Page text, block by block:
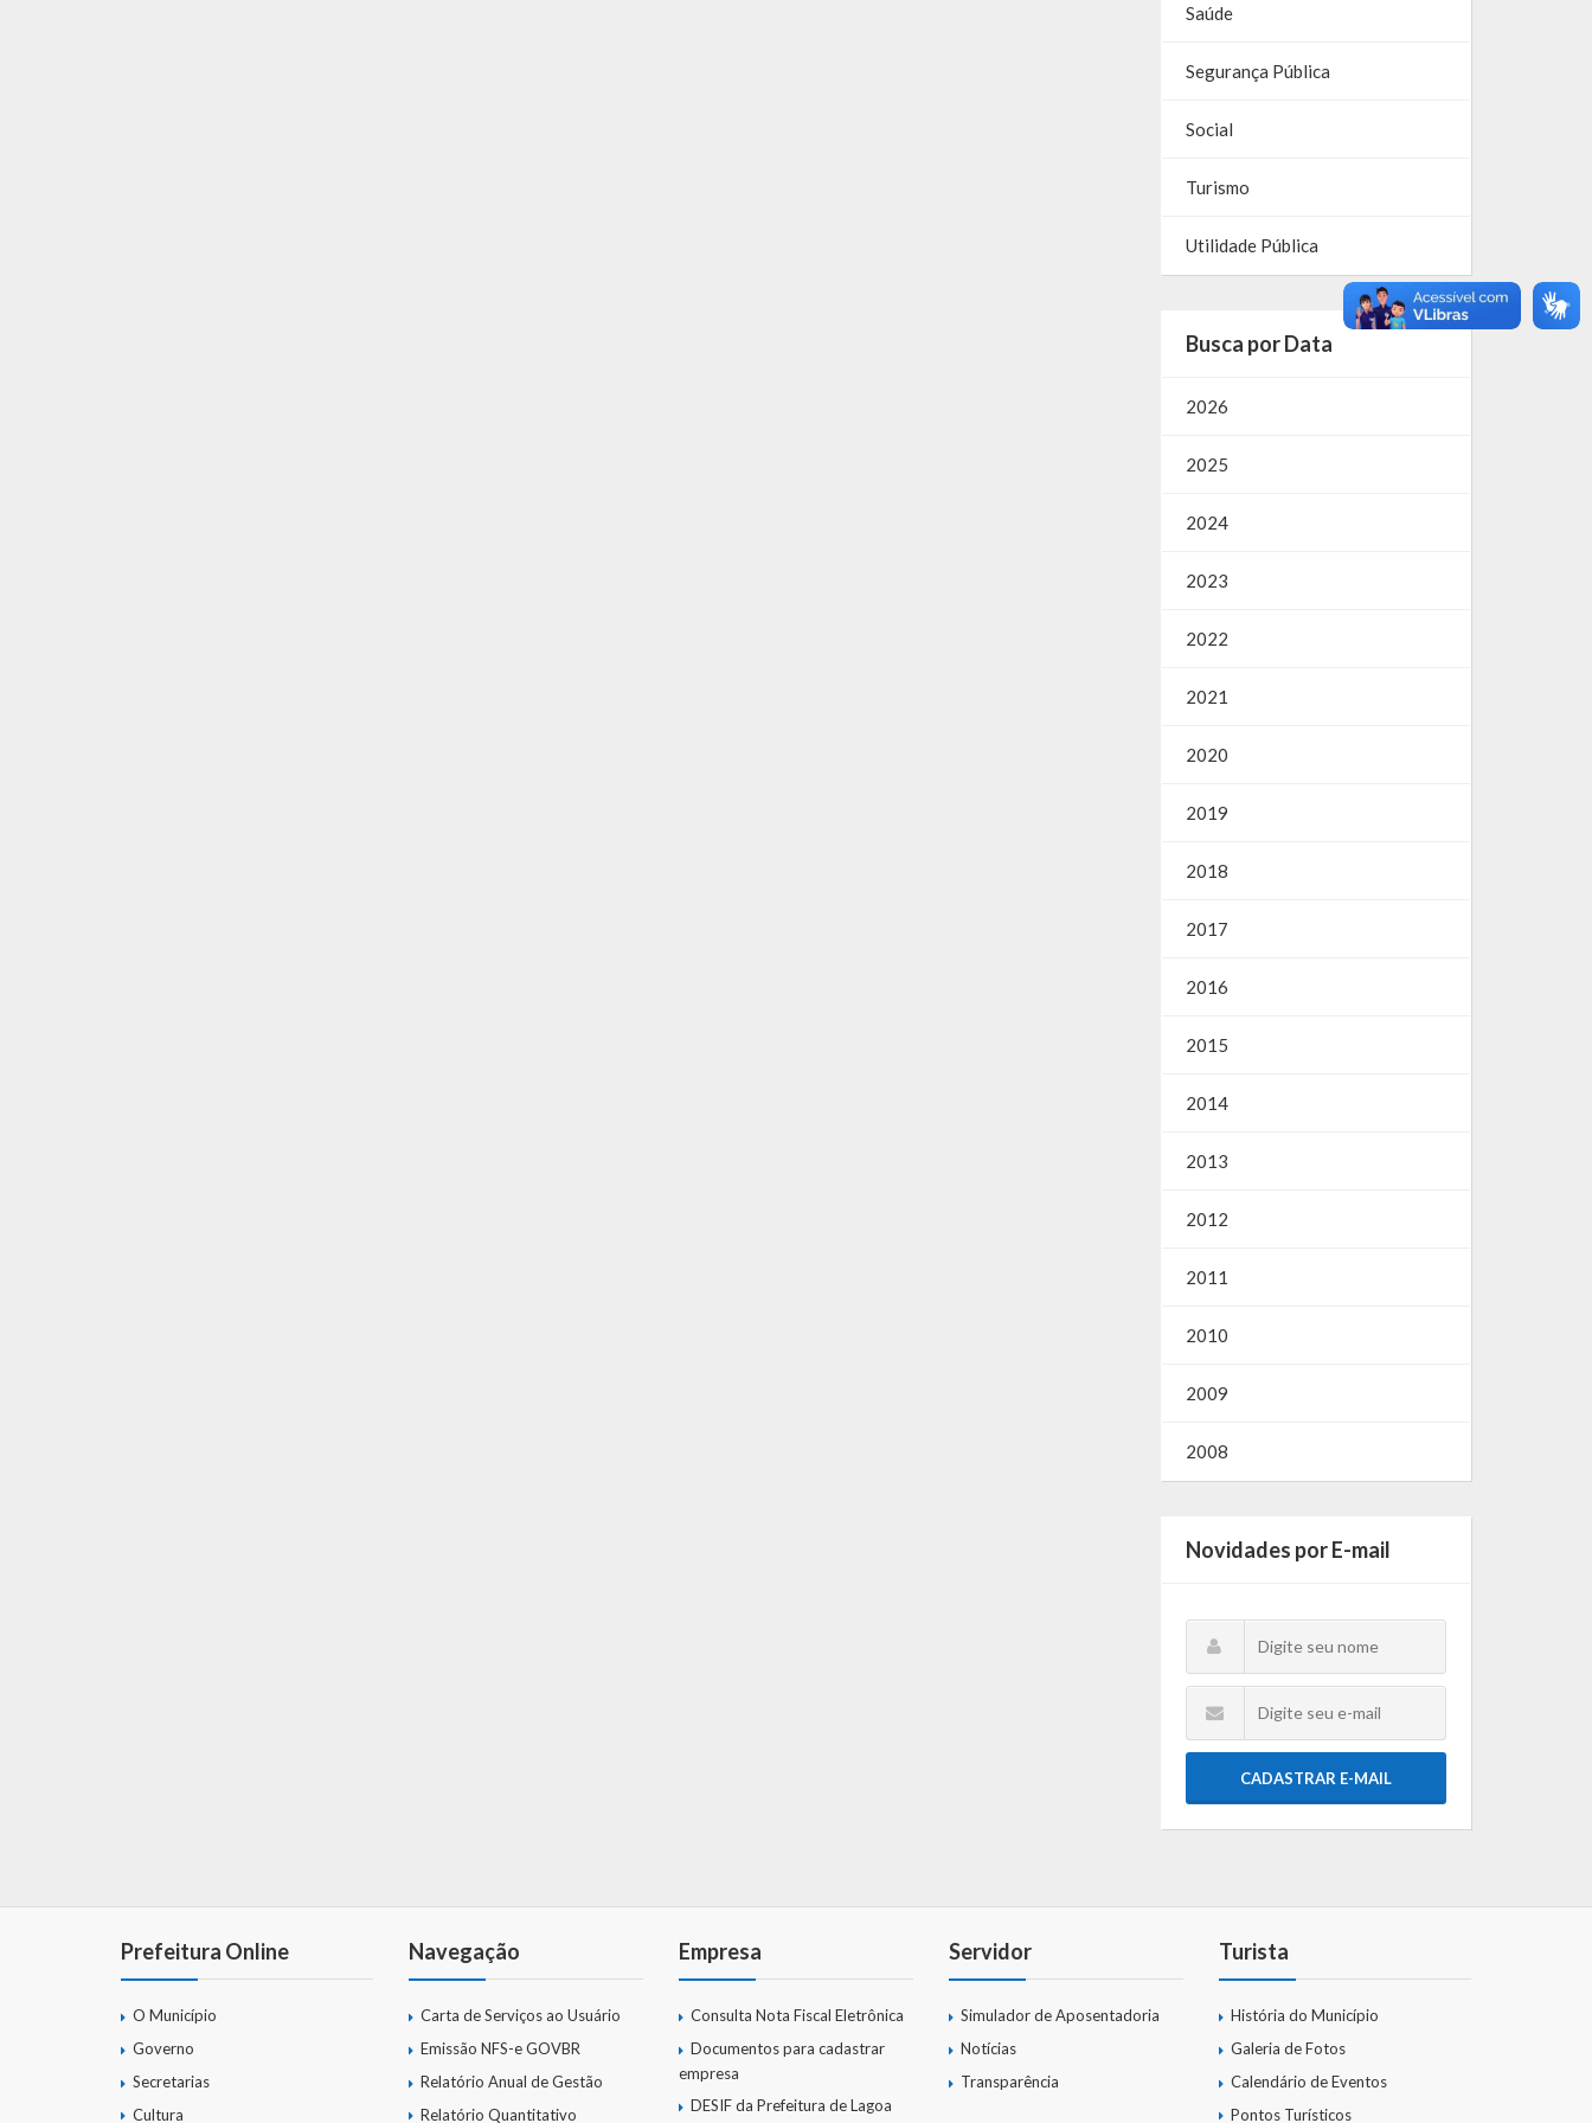
Saúde
Segurança Pública
Social
Turismo
Utilidade Pública
Busca por Data
2026
2025
2024
2023
2022
2021
2020
2019
2018
2017
2016
2015
2014
2013
2012
2011
2010
2009
2008
Novidades por E-mail
CADASTRAR E-MAIL
Prefeitura Online
O Município
Governo
Secretarias
Cultura
Navegação
Carta de Serviços ao Usuário
Emissão NFS-e GOVBR
Relatório Anual de Gestão
Relatório Quantitativo
Empresa
Consulta Nota Fiscal Eletrônica
Documentos para cadastrar
empresa
DESIF da Prefeitura de Lagoa
Servidor
Simulador de Aposentadoria
Notícias
Transparência
Turista
História do Município
Galeria de Fotos
Calendário de Eventos
Pontos Turísticos